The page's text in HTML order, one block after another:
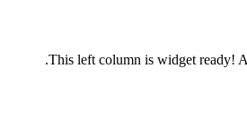
This left column is widget ready!